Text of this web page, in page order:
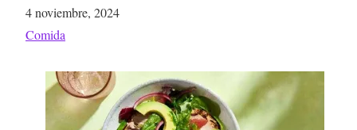
Fecha
4 noviembre, 2024
Respecto a
Comida